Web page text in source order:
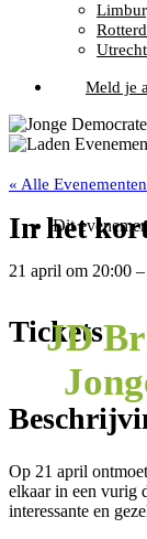
Utrecht
Meld je
« Alle Evenementen
Dit
JD
In het
21 april om 20:00 –
Tickets
Op 21 april
elkaar in een vurig
interessante en